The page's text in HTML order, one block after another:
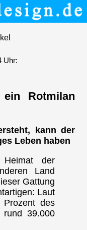
Uhr:
Rotmilan
kann der
Leben haben
der
Land
Gattung
Laut
des
rund 39.000